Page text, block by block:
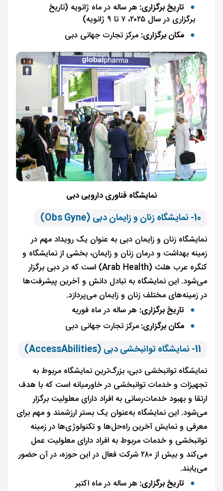
تاریخ برگزاری: هر ساله در ماه ژانویه (تاریخ
برگزاری در سال ۲۰۲۵، ۷ تا ۹ ژانویه)
مکان برگزاری: مرکز تجارت جهانی دبی
نمایشگاه فناوری دارویی دبی
10- نمایشگاه زنان و زایمان دبی (Obs Gyne)
نمایشگاه زنان و زایمان دبی به عنوان یک رویداد مهم در
زمینه بهداشت و درمان زنان و زایمان، بخشی از نمایشگاه و
کنگره عرب هلث (Arab Health) است که در دبی برگزار
می‌شود. این نمایشگاه به تبادل دانش و آخرین پیشرفت‌ها
در زمینه‌های مختلف زنان و زایمان می‌پردازد.
تاریخ برگزاری: هر ساله در ماه فوریه
مکان برگزاری:مرکز تجارت جهانی دبی
11- نمایشگاه توانبخشی دبی (AccessAbilities)
نمایشگاه توانبخشی دبی، بزرگ‌ترین نمایشگاه مربوط به
تجهیزات و خدمات توانبخشی در خاورمیانه است که با هدف
ارتقا و بهبود خدمات‌رسانی به افراد دارای معلولیت برگزار
می‌شود. این نمایشگاه به‌عنوان یک بستر ارزشمند و مهم برای
معرفی و نمایش آخرین راه‌حل‌ها و تکنولوژی‌ها در زمینه
توانبخشی و خدمات مربوط به افراد دارای معلولیت عمل
می‌کند و بیش از ۲۸۰ شرکت فعال در این حوزه، در آن حضور
می‌یابند.
تاریخ برگزاری: هر ساله در ماه اکتبر